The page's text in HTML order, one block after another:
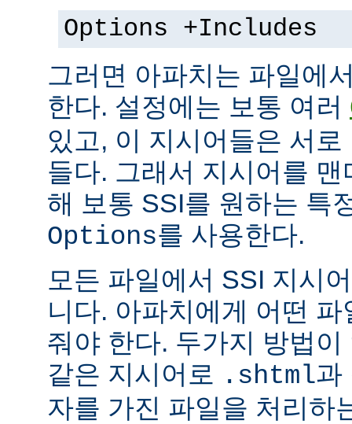
Options +Includes
그러면 아파치는 파일에
한다. 설정에는 보통 여러
있고, 이 지시어들은 서
들다. 그래서 지시어를
해 보통 SSI를 원하는 특
Options를 사용한다.
모든 파일에서 SSI 지시
니다. 아파치에게 어떤
줘야 한다. 두가지 방법
같은 지시어로 .shtml과
자를 가진 파일을 처리하